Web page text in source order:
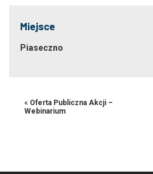
Miejsce
Piaseczno
« Oferta Publiczna Akcji –
Webinarium